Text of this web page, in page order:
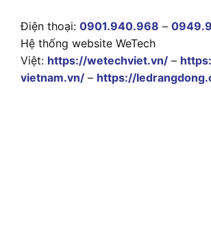
Điện thoại: 0901.940.968 –
Hệ thống website WeTech
Việt: https://wetechviet.vn/ –
vietnam.vn/ – https://